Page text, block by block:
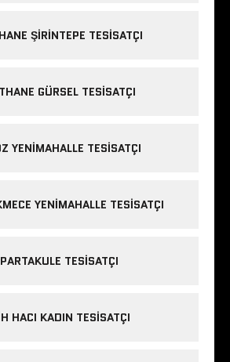
ŞIRINTEPE TESISATÇI
GÜRSEL TESISATÇI
YENIMAHALLE TESISATÇI
YENIMAHALLE TESISATÇI
TESISATÇI
HACI KADIN TESISATÇI